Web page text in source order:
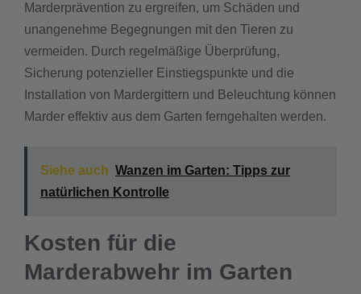
Marderprävention zu ergreifen, um Schäden und
unangenehme Begegnungen mit den Tieren zu
vermeiden. Durch regelmäßige Überprüfung,
Sicherung potenzieller Einstiegspunkte und die
Installation von Mardergittern und Beleuchtung können
Marder effektiv aus dem Garten ferngehalten werden.
Siehe auch Wanzen im Garten: Tipps zur
natürlichen Kontrolle
Kosten für die
Marderabwehr im Garten